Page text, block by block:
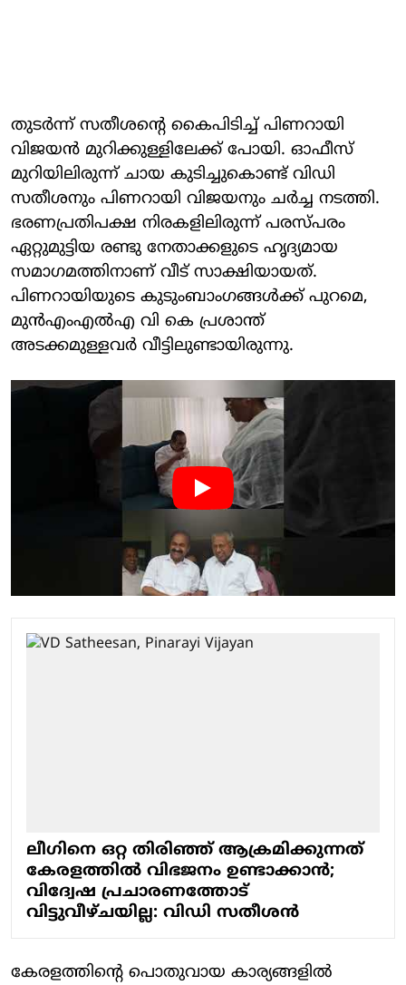
തുടര്‍ന്ന് സതീശന്റെ കൈപിടിച്ച് പിണറായി
വിജയന്‍ മുറിക്കുള്ളിലേക്ക് പോയി. ഓഫീസ്
മുറിയിലിരുന്ന് ചായ കുടിച്ചുകൊണ്ട് വിഡി
സതീശനും പിണറായി വിജയനും ചര്‍ച്ച നടത്തി.
ഭരണപ്രതിപക്ഷ നിരകളിലിരുന്ന് പരസ്പരം
ഏറ്റുമുട്ടിയ രണ്ടു നേതാക്കളുടെ ഹൃദ്യമായ
സമാഗമത്തിനാണ് വീട് സാക്ഷിയായത്.
പിണറായിയുടെ കുടുംബാംഗങ്ങള്‍ക്ക് പുറമെ,
മുന്‍എംഎല്‍എ വി കെ പ്രശാന്ത്
അടക്കമുള്ളവര്‍ വീട്ടിലുണ്ടായിരുന്നു.
ലീഗിനെ ഒറ്റ തിരിഞ്ഞ് ആക്രമിക്കുന്നത്
കേരളത്തില്‍ വിഭജനം ഉണ്ടാക്കാന്‍;
വിദ്വേഷ പ്രചാരണത്തോട്
വിട്ടുവീഴ്ചയില്ല: വിഡി സതീശന്‍
കേരളത്തിന്റെ പൊതുവായ കാര്യങ്ങളില്‍